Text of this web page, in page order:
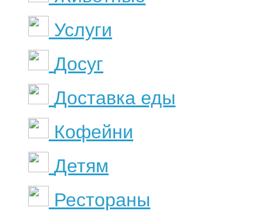
Услуги
Досуг
Доставка еды
Кофейни
Детям
Рестораны